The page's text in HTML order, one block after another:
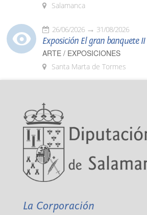
Salamanca
26/06/2026 31/08/2026
Exposición El gran banquete II
ARTE / EXPOSICIONES
Santa Marta de Tormes
La Corporación